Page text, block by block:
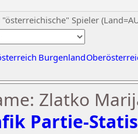
Spieler
Burgenland
Zlatko
Partie-